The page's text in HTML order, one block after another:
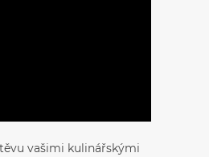
vašimi kulinářskými